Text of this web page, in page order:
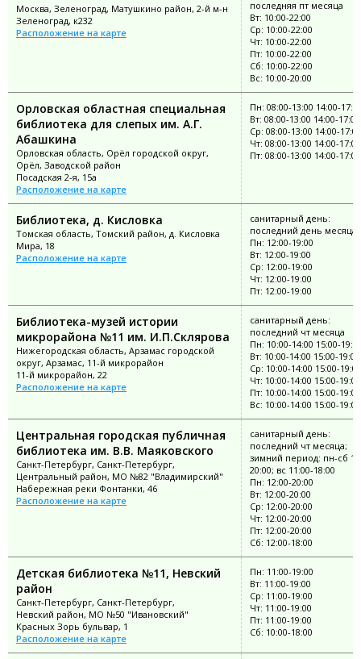
Москва, Зеленоград, Матушкино район, 2-й м-н
Зеленоград, к232
Расположение на карте
последняя пт месяца
Вт: 10:00-22:00
Ср: 10:00-22:00
Чт: 10:00-22:00
Пт: 10:00-22:00
Сб: 10:00-22:00
Вс: 10:00-20:00
Орловская областная специальная
библиотека для слепых им. А.Г.
Абашкина
Орловская область, Орёл городской округ,
Орёл, Заводской район
Посадская 2-я, 15а
Расположение на карте
Пн: 08:00-13:00 14:00-
Вт: 08:00-13:00 14:00-17:00
Ср: 08:00-13:00 14:00-17:00
Чт: 08:00-13:00 14:00-17:00
Пт: 08:00-13:00 14:00-17:00
Библиотека, д. Кисловка
Томская область, Томский район, д. Кисловка
Мира, 18
Расположение на карте
санитарный день:
последний день месяца
Пн: 12:00-19:00
Вт: 12:00-19:00
Ср: 12:00-19:00
Чт: 12:00-19:00
Пт: 12:00-19:00
Библиотека-музей истории
микрорайона №11 им. И.П.Склярова
Нижегородская область, Арзамас городской
округ, Арзамас, 11-й микрорайон
11-й микрорайон, 22
Расположение на карте
санитарный день:
последний чт месяца
Пн: 10:00-14:00 15:00-
Вт: 10:00-14:00 15:00-19:00
Ср: 10:00-14:00 15:00-19:00
Чт: 10:00-14:00 15:00-19:00
Пт: 10:00-14:00 15:00-19:00
Вс: 10:00-14:00 15:00-19:00
Центральная городская публичная
библиотека им. В.В. Маяковского
Санкт-Петербург, Санкт-Петербург,
Центральный район, МО №82 "Владимирский"
Набережная реки Фонтанки, 46
Расположение на карте
санитарный день:
последний чт месяца;
зимний период: пн-сб
20:00; вс 11:00-18:00
Пн: 12:00-20:00
Вт: 12:00-20:00
Ср: 12:00-20:00
Чт: 12:00-20:00
Пт: 12:00-20:00
Сб: 12:00-18:00
Детская библиотека №11, Невский
район
Санкт-Петербург, Санкт-Петербург,
Невский район, МО №50 "Ивановский"
Красных Зорь бульвар, 1
Расположение на карте
Пн: 11:00-19:00
Вт: 11:00-19:00
Ср: 11:00-19:00
Чт: 11:00-19:00
Пт: 11:00-19:00
Сб: 10:00-18:00